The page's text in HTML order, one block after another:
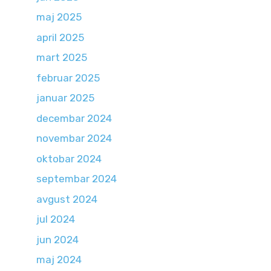
maj 2025
april 2025
mart 2025
februar 2025
januar 2025
decembar 2024
novembar 2024
oktobar 2024
septembar 2024
avgust 2024
jul 2024
jun 2024
maj 2024